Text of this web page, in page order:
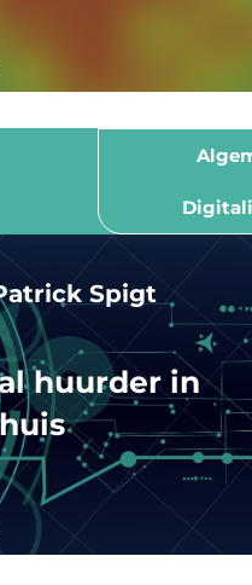
Spigt
huurder in